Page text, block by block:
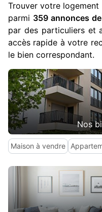
Trouver votre logement
parmi 359 annonces
par des particuliers et
accès rapide à votre
le bien correspondant.
Nos
Maison à vendre